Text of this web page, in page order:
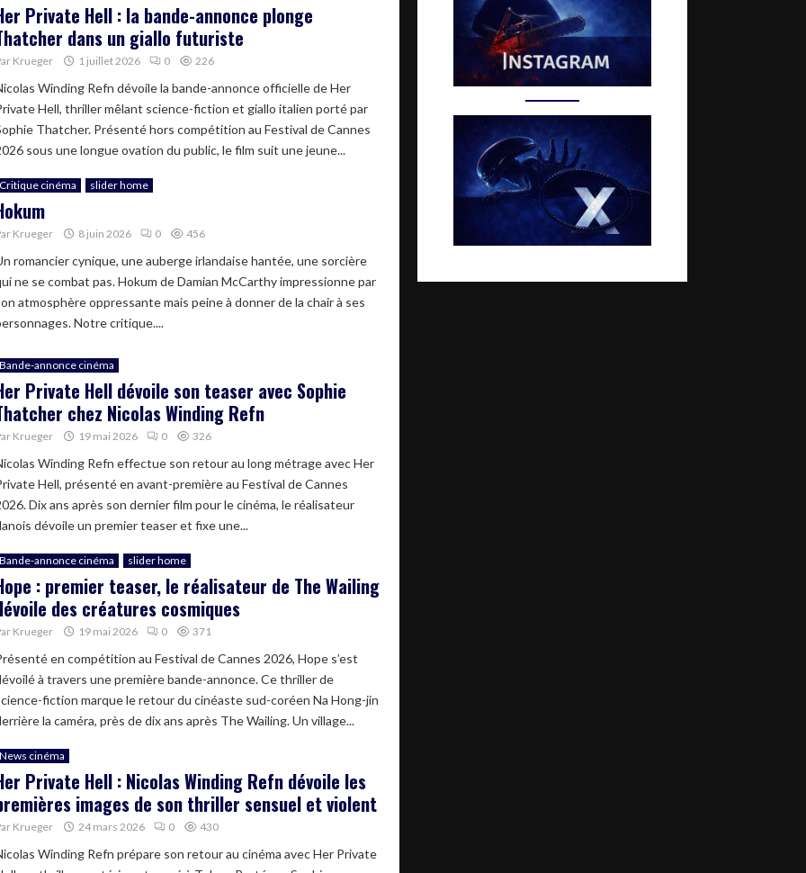
Private Hell : la bande-annonce plonge
dans un giallo futuriste
Krueger 1 juillet 2026 0 226
Winding Refn dévoile la bande-annonce officielle de Her
Hell, thriller mêlant science-fiction et giallo italien porté par
Thatcher. Présenté hors compétition au Festival de Cannes
sous une longue ovation du public, le film suit une jeune...
Critique cinéma slider home
Krueger 8 juin 2026 0 456
romancier cynique, une auberge irlandaise hantée, une sorcière
ne se combat pas. Hokum de Damian McCarthy impressionne par
atmosphère oppressante mais peine à donner de la chair à ses
Notre critique....
Bande-annonce cinéma
Private Hell dévoile son teaser avec Sophie
chez Nicolas Winding Refn
Krueger 19 mai 2026 0 326
Winding Refn effectue son retour au long métrage avec Her
Hell, présenté en avant-première au Festival de Cannes
Dix ans après son dernier film pour le cinéma, le réalisateur
dévoile un premier teaser et fixe une...
Bande-annonce cinéma slider home
: premier teaser, le réalisateur de The Wailing
des créatures cosmiques
Krueger 19 mai 2026 0 371
en compétition au Festival de Cannes 2026, Hope s’est
à travers une première bande-annonce. Ce thriller de
fiction marque le retour du cinéaste sud-coréen Na Hong-jin
la caméra, près de dix ans après The Wailing. Un village...
News cinéma
Private Hell : Nicolas Winding Refn dévoile les
images de son thriller sensuel et violent
Krueger 24 mars 2026 0 430
Winding Refn prépare son retour au cinéma avec Her Private